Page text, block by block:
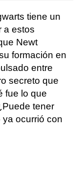
tiene un
a estos
Newt
formación en
entre
secreto que
fue lo que
tener
ocurrió con